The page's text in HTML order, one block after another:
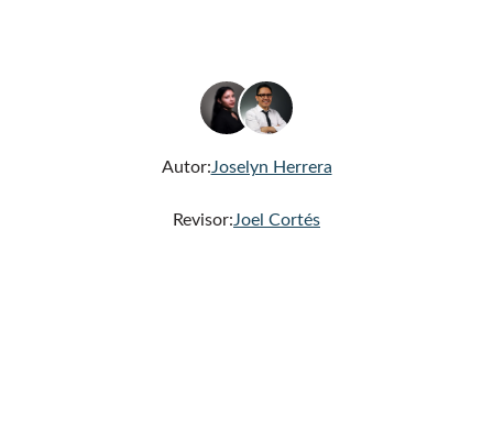
Autor:Joselyn Herrera
Revisor:Joel Cortés